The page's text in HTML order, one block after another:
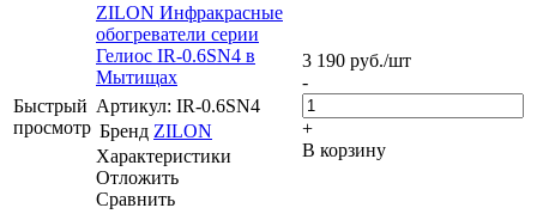
Быстрый
просмотр
ZILON Инфракрасные
обогреватели серии
Гелиос IR-0.6SN4 в
Мытищах
Артикул: IR-0.6SN4
Бренд ZILON
Характеристики
Отложить
Сравнить
3 190 руб./шт
-
+
В корзину